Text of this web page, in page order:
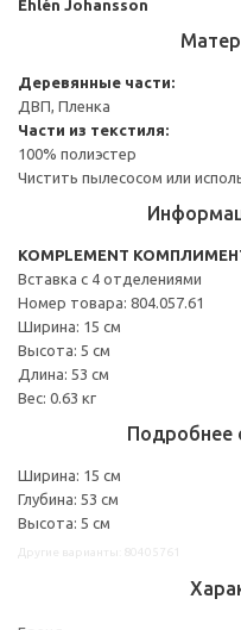
Ehlén Johansson
Деревянные части:
ДВП, Пленка
Части из текстиля:
100% полиэстер
Чистить пылесосом или
KOMPLEMENT
Вставка с 4 отделениями
Номер товара: 804.057.61
Ширина: 15 см
Высота: 5 см
Длина: 53 см
Вес: 0.63 кг
Подробнее
Ширина: 15 см
Глубина: 53 см
Высота: 5 см